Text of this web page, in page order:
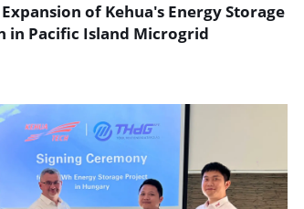
Expansion of Kehua's Energy Storage
in Pacific Island Microgrid